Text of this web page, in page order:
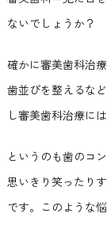
ないでしょうか？
確かに審美歯科治
歯並びを整えるな
し審美歯科治療に
というのも歯のコ
思いきり笑ったり
です。このような